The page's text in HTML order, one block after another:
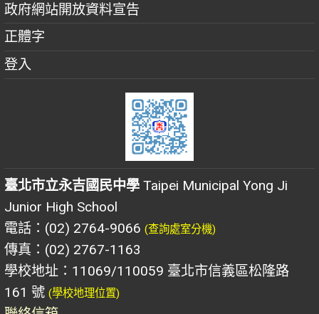
政府網站開放資料宣告
正體字
登入
臺北市立永吉國民中學 Taipei Municipal Yong Ji
Junior High School
電話：(02) 2764-9066 (查詢處室分機)
傳真：(02) 2767-1163
學校地址：11069/110059 臺北市信義區松隆路
161 號 (學校地理位置)